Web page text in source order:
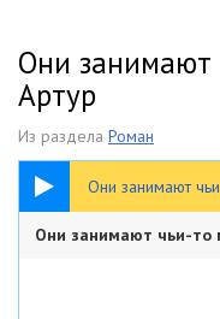
Они занимают
Артур
Из раздела Роман
Они занимают
13:52
Они занимают чьи-то